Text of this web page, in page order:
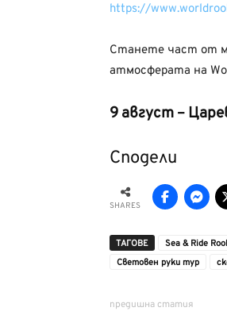
https://
Станете част от
атмосферата на
9 август –
Сподели
SHARES
ТАГОВЕ Sea & Ride
Световен руки тур
предишна статия